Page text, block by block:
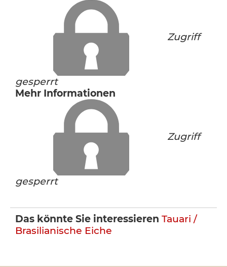
Zugriff
gesperrt
Mehr Informationen
Zugriff
gesperrt
Das könnte Sie interessieren Tauari /
Brasilianische Eiche